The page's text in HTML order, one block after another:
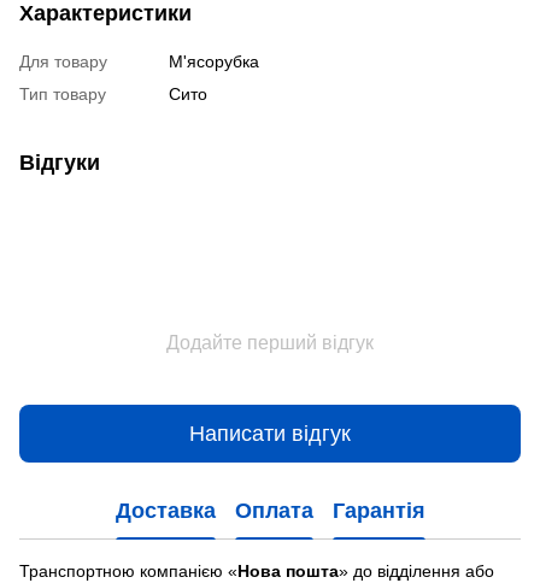
Характеристики
Для товару
М'ясорубка
Тип товару
Сито
Відгуки
Додайте перший відгук
Написати відгук
Доставка Оплата Гарантія
Транспортною компанією «Нова пошта» до відділення або